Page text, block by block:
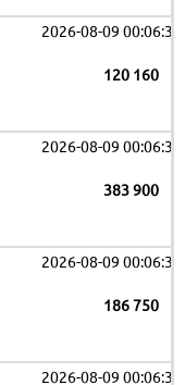
2026-08-09 00:06:32
120 160
2026-08-09 00:06:32
383 900
2026-08-09 00:06:32
186 750
2026-08-09 00:06:32